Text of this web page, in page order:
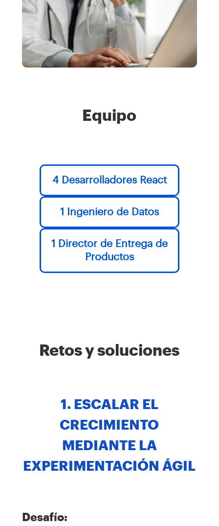
Equipo
4 Desarrolladores React
1 Ingeniero de Datos
1 Director de Entrega de
Productos
Retos y soluciones
1. ESCALAR EL
CRECIMIENTO
MEDIANTE LA
EXPERIMENTACIÓN ÁGIL
Desafío: